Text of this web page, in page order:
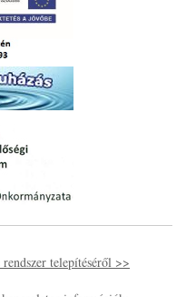
telepítéséről >>